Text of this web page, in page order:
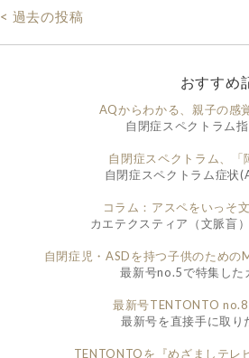
< 過去の投稿
おすすめ
AQからわかる、親子の感
自閉症スペクトラム
自閉症スペクトラム、「
自閉症スペクトラム症状
コラム：アスペをいっそ
カエテクスティア（文脈盲
自閉症児・ASDを持つ子供のため
最新号no.5で特集した
最新号TENTONTO
最新号を直接手に取り
TENTONTOを『めざましテレ